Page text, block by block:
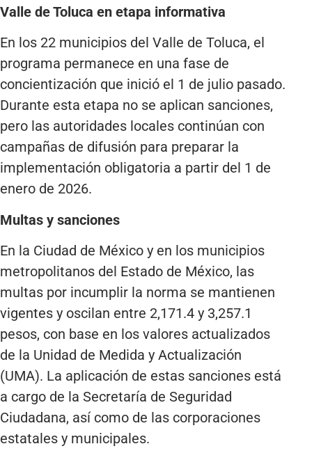
Valle de Toluca en etapa informativa
En los 22 municipios del Valle de Toluca, el
programa permanece en una fase de
concientización que inició el 1 de julio pasado.
Durante esta etapa no se aplican sanciones,
pero las autoridades locales continúan con
campañas de difusión para preparar la
implementación obligatoria a partir del 1 de
enero de 2026.
Multas y sanciones
En la Ciudad de México y en los municipios
metropolitanos del Estado de México, las
multas por incumplir la norma se mantienen
vigentes y oscilan entre 2,171.4 y 3,257.1
pesos, con base en los valores actualizados
de la Unidad de Medida y Actualización
(UMA). La aplicación de estas sanciones está
a cargo de la Secretaría de Seguridad
Ciudadana, así como de las corporaciones
estatales y municipales.